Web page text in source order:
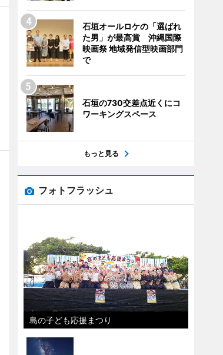
石垣オールロケの「選ばれ
た男」が最高賞 沖縄国際
映画祭 地域発信型映画部門
で
石垣の730交差点近くにコ
ワーキングスペース
もっと見る
フォトフラッシュ
島の子ども応援まつり